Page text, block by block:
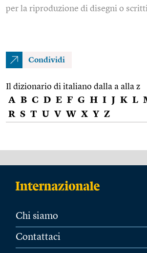
per la riproduzione di disegni o
Condividi
Il dizionario di italiano dalla a alla z
A B C D E F G H I J K L
R S T U V W X Y Z
Chi siamo
Contattaci